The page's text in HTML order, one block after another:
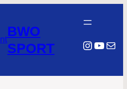
BWO
SPORT
E-Mail